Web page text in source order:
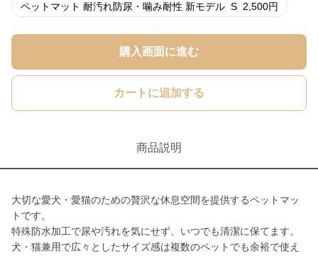
ペットマット 耐汚れ防尿・噛み耐性 新モデル S 2,500円
購入画面に進む
カートに追加する
商品説明
大切な愛犬・愛猫のための贅沢な休息空間を提供するペットマッ
トです。
特殊防水加工で尿や汚れを気にせず、いつでも清潔に保てます。
犬・猫兼用で広々としたサイズ感は複数のペットでも余裕で使え